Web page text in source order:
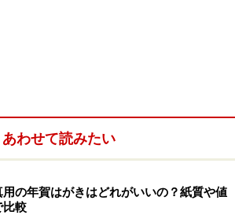
あわせて読みたい
用の年賀はがきはどれがいいの？紙質や値
比較